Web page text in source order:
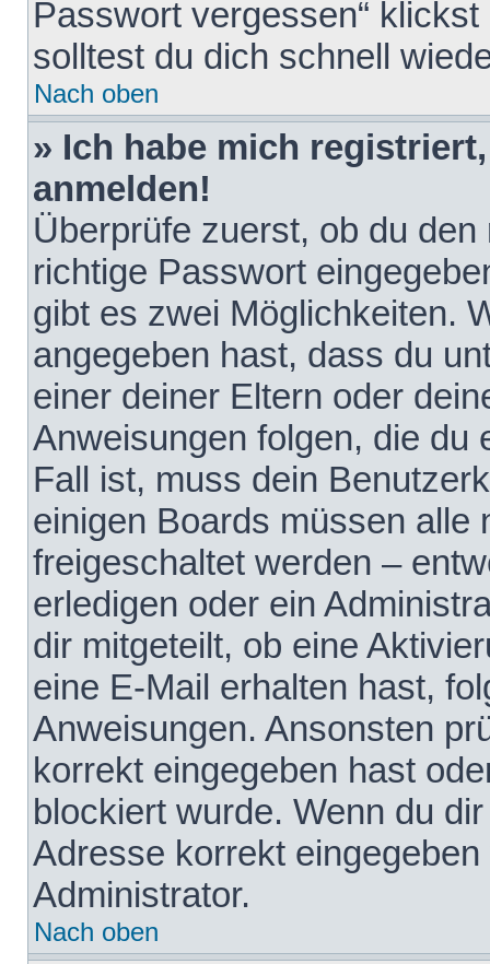
Passwort vergessen“
solltest du dich schnell
Nach oben
» Ich habe mich
anmelden!
Überprüfe zuerst, ob du
richtige Passwort
gibt es zwei Möglichkeiten.
angegeben hast, dass du
einer deiner Eltern oder
Anweisungen folgen, die du
Fall ist, muss dein
einigen Boards müssen alle
freigeschaltet werden –
erledigen oder ein
dir mitgeteilt, ob eine
eine E-Mail erhalten hast,
Anweisungen. Ansonsten
korrekt eingegeben hast
blockiert wurde. Wenn du
Adresse korrekt
Administrator.
Nach oben